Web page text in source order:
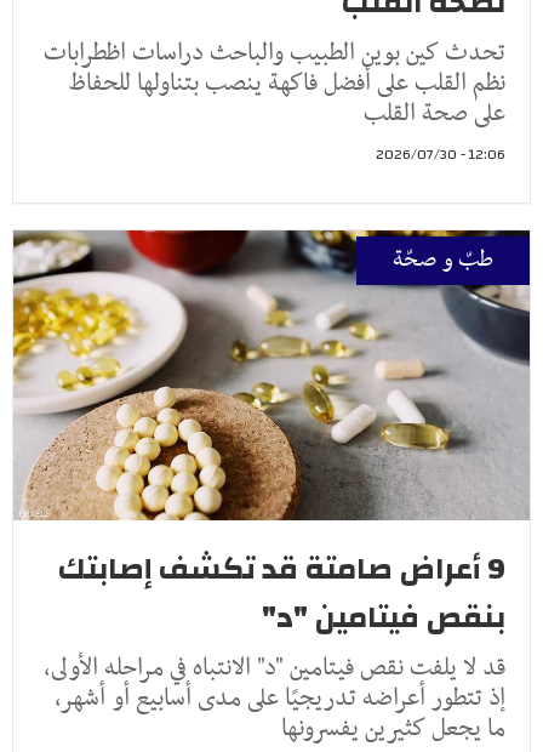
تحدث كين بوين الطبيب والباحث دراسات اظطرابات
نظم القلب على أفضل فاكهة ينصب بتناولها للحفاظ
على صحة القلب
12:06 - 2026/07/30
طبّ و صحّة
9 أعراض صامتة قد تكشف إصابتك
بنقص فيتامين "د"
قد لا يلفت نقص فيتامين "د" الانتباه في مراحله الأولى،
إذ تتطور أعراضه تدريجيًا على مدى أسابيع أو أشهر،
ما يجعل كثيرين يفسرونها